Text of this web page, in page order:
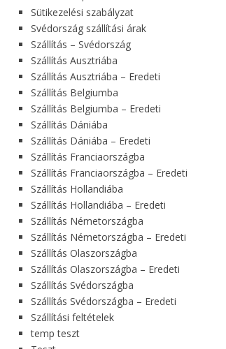
Sütikezelési szabályzat
Svédország szállítási árak
Szállítás – Svédország
Szállítás Ausztriába
Szállítás Ausztriába – Eredeti
Szállítás Belgiumba
Szállítás Belgiumba – Eredeti
Szállítás Dániába
Szállítás Dániába – Eredeti
Szállítás Franciaországba
Szállítás Franciaországba – Eredeti
Szállítás Hollandiába
Szállítás Hollandiába – Eredeti
Szállítás Németországba
Szállítás Németországba – Eredeti
Szállítás Olaszországba
Szállítás Olaszországba – Eredeti
Szállítás Svédországba
Szállítás Svédországba – Eredeti
Szállítási feltételek
temp teszt